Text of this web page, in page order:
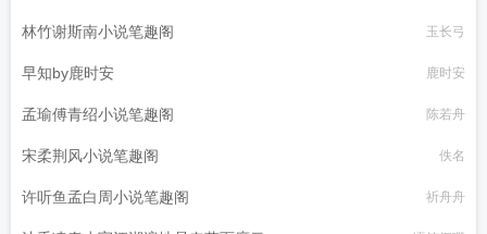
林竹谢斯南小说笔趣阁 玉长弓
早知by鹿时安 鹿时安
孟瑜傅青绍小说笔趣阁 陈若舟
宋柔荆风小说笔趣阁 佚名
许听鱼孟白周小说笔趣阁 祈舟舟